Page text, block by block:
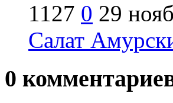
1127 0 29
Салат
0